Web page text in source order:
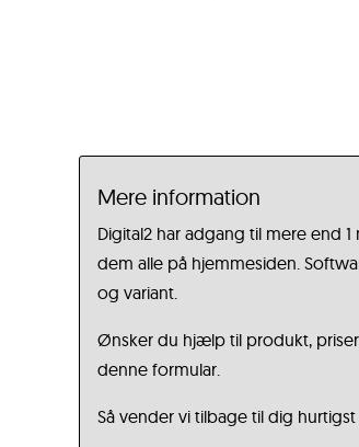
Mere information
Digital2 har adgang til mere end
dem alle på hjemmesiden.
og variant.
Ønsker du hjælp til produkt,
denne formular.
Så vender vi tilbage til dig hurtigst